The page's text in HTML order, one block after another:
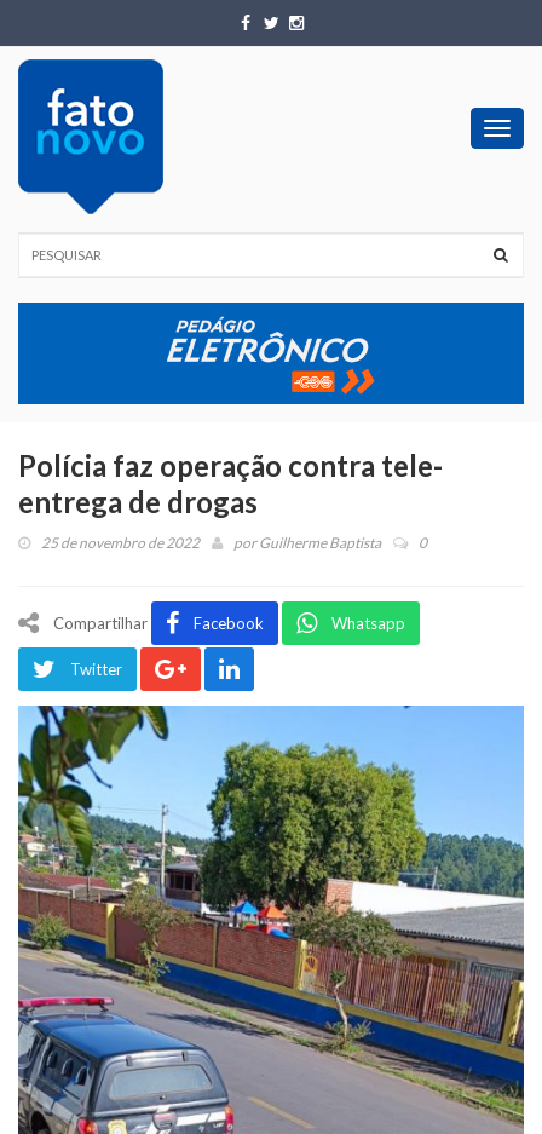
Polícia faz operação contra tele-
entrega de drogas
25 de novembro de 2022 porGuilherme Baptista 0
Compartilhar Facebook Whatsapp
Twitter